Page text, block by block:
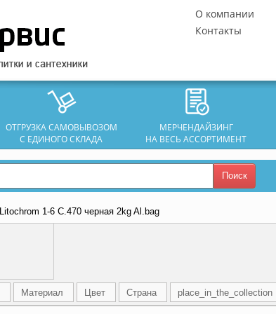
О компании
Контакты
ОТГРУЗКА САМОВЫВОЗОМ
С ЕДИНОГО СКЛАДА
МЕРЧЕНДАЙЗИНГ
НА ВЕСЬ АССОРТИМЕНТ
Поиск
Litochrom 1-6 C.470 черная 2kg Al.bag
Материал Цвет Страна place_in_the_collection